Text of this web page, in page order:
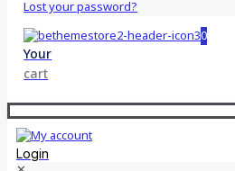
Lost your password?
0
Your
cart
Login